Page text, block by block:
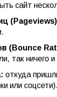
сайт
(Bounce
так ничего и
откуда
или соцсети).